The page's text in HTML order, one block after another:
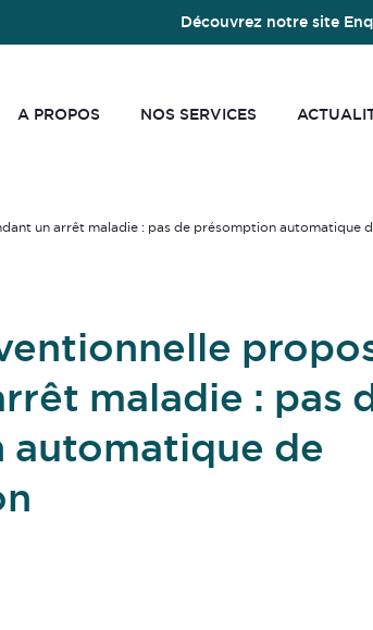
Découvrez notre site
A PROPOS NOS SERVICES
un arrêt maladie : pas de présomption automatique
maladie : pas
de